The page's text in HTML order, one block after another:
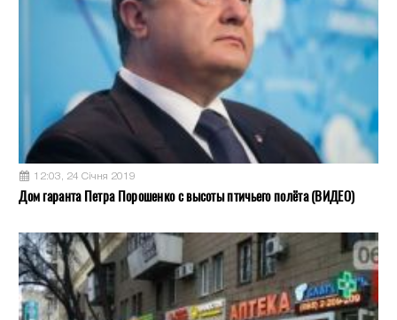
12:03, 24 Січня 2019
Дом гаранта Петра Порошенко с высоты птичьего полёта (ВИДЕО)